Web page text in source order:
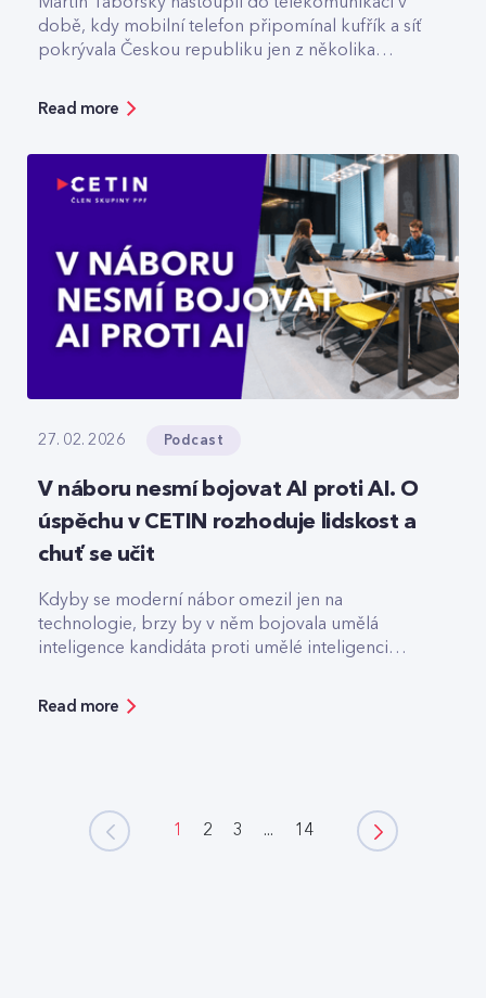
Martin Táborský nastoupil do telekomunikací v
době, kdy mobilní telefon připomínal kufřík a síť
pokrývala Českou republiku jen z několika
za špičkovou kvalitu a optimalizaci rádiové sítě. V
prázdné O2 areně nebo komu už dnes
spolehlivě slouží privátní 5G sítě.
Read more
27. 02. 2026 Podcast
V náboru nesmí bojovat AI proti AI. O
úspěchu v CETIN rozhoduje lidskost a
chuť se učit
Kdyby se moderní nábor omezil jen na
technologie, brzy by v něm bojovala umělá
inteligence kandidáta proti umělé inteligenci
Read more
1 2 3 ... 14